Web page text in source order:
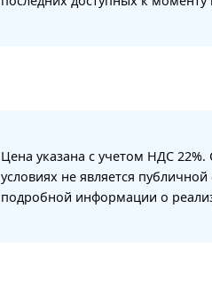
Цена указана с учетом НДС
условиях не является
подробной информации о